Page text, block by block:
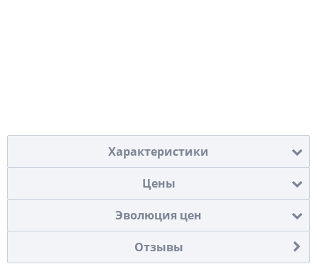
Характеристики
Цены
Эволюция цен
Отзывы